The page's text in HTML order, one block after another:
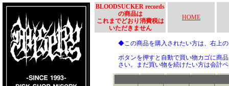
BLOODSUCKER records
の商品は
これまでどおり消費税は
いただきません
HOME
◆この商品を購入されたい方は、右上
ボタンを押すと自動で買い物カゴに商
さい。まだ買い物を続けたい方は会計